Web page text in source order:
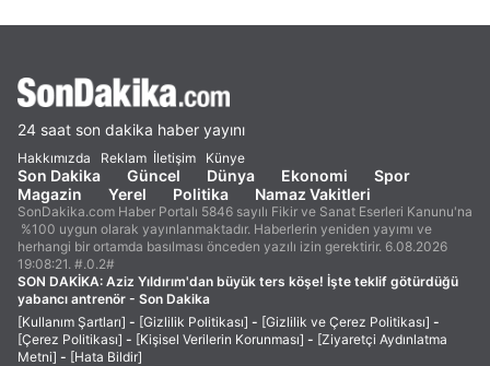
24 saat son dakika haber yayını
Hakkımızda Reklam İletişim Künye
Son Dakika Güncel Dünya Ekonomi
Spor
Magazin
Yerel Politika Namaz Vakitleri
SonDakika.com Haber Portalı 5846 sayılı Fikir ve Sanat Eserleri Kanunu'na
%100 uygun olarak yayınlanmaktadır. Haberlerin yeniden yayımı ve
herhangi bir ortamda basılması önceden yazılı izin gerektirir. 6.08.2026
19:08:21. #.0.2#
SON DAKİKA: Aziz Yıldırım'dan büyük ters köşe! İşte teklif götürdüğü
yabancı antrenör - Son Dakika
[Kullanım Şartları] - [Gizlilik Politikası] - [Gizlilik ve Çerez Politikası] -
[Çerez Politikası] - [Kişisel Verilerin Korunması] - [Ziyaretçi Aydınlatma
Metni] - [Hata Bildir]